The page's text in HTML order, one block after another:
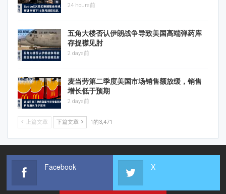
24 hours前
五角大楼否认伊朗战争导致美国高端弹药库
存捉襟见肘
2 days前
麦当劳第二季度美国市场销售额放缓，销售
增长低于预期
2 days前
上篇文章 下篇文章 1的3,471
Facebook X